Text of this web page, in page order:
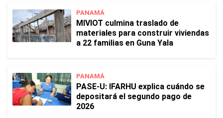
PANAMÁ
MIVIOT culmina traslado de
materiales para construir viviendas
a 22 familias en Guna Yala
PANAMÁ
PASE-U: IFARHU explica cuándo se
depositará el segundo pago de
2026